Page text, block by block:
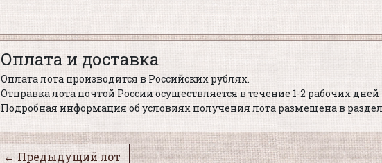
Оплата и доставка
Оплата лота производится в Российских рублях.
Отправка лота почтой России осуществляется в течение 1-2 рабочих
Подробная информация об условиях получения лота размещена в
← Предыдущий лот